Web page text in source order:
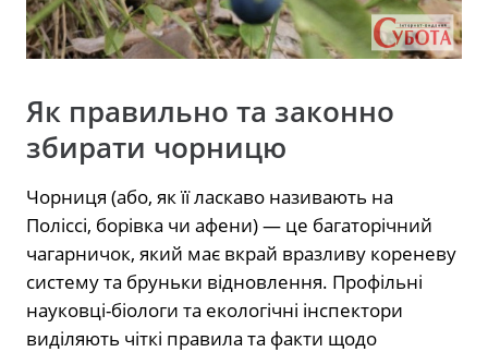
Як правильно та законно
збирати чорницю
Чорниця (або, як її ласкаво називають на
Поліссі, борівка чи афени) — це багаторічний
чагарничок, який має вкрай вразливу кореневу
систему та бруньки відновлення. Профільні
науковці-біологи та екологічні інспектори
виділяють чіткі правила та факти щодо